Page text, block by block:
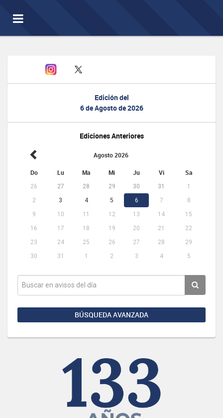
Toggle
navigation
Edición del
6 de Agosto de 2026
Ediciones Anteriores
Agosto 2026
Do Lu Ma Mi Ju Vi Sa
26 27 28 29 30 31
1
2
3 4 5 6 7
8
9
10 11 12 13 14
15
16
17 18 19 20 21
22
23
24 25 26 27 28
29
30
31 1 2 3 4 5
BÚSQUEDA AVANZADA